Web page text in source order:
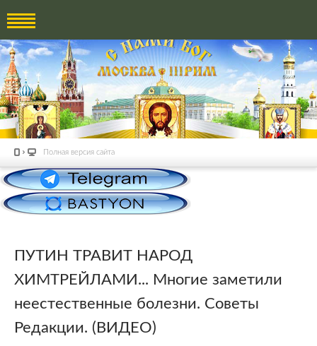
Полная версия сайта
ПУТИН ТРАВИТ НАРОД
ХИМТРЕЙЛАМИ... Многие заметили
неестественные болезни. Советы
Редакции. (ВИДЕО)